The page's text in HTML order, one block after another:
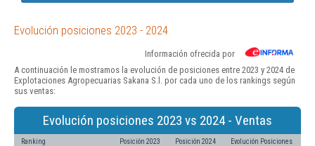
Evolución posiciones 2023 - 2024
Información ofrecida por
A continuación le mostramos la evolución de posiciones entre 2023 y 2024 de
Explotaciones Agropecuarias Sakana S.l. por cada uno de los rankings según
sus ventas:
Evolución posiciones 2023 vs 2024 - Ventas
Ranking Posición 2023 Posición 2024 Evolución Posiciones